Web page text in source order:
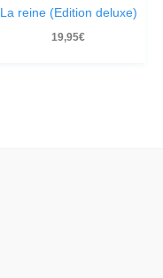
La reine (Edition deluxe)
19,95€